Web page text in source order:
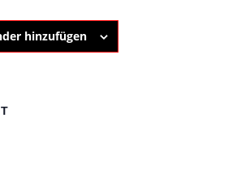
hinzufügen